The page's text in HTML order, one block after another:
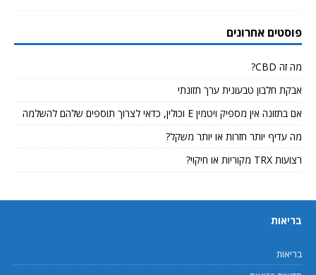
פוסטים אחרונים
מה זה CBD?
אבקת חלבון טבעונית ערך תזונתי
אם בתזונה אין מספיק ויטמין E וכולין, כדאי לצרוך תוספים שלהם להשלמה
מה עדיף יותר חזרות או יותר משקל?
רצועות TRX מקוריות או חיקוי?
בריאות
בריאות